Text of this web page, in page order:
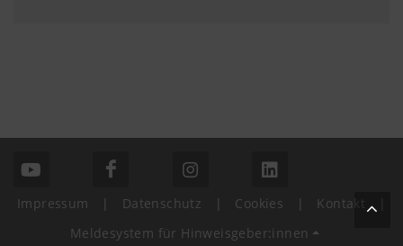
Impressum | Datenschutz | Cookies | Kontakt
Meldesystem für Hinweisgeber:innen